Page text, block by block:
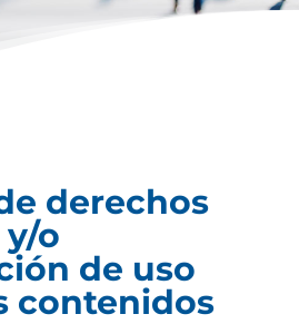
derechos
o
de uso
contenidos